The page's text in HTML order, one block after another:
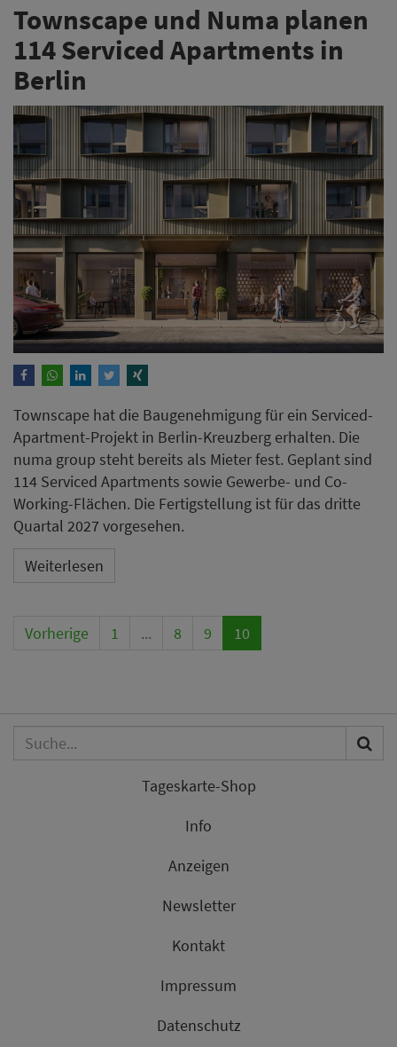
Townscape und Numa planen
114 Serviced Apartments in
Berlin
Townscape hat die Baugenehmigung für ein Serviced-
Apartment-Projekt in Berlin-Kreuzberg erhalten. Die
numa group steht bereits als Mieter fest. Geplant sind
114 Serviced Apartments sowie Gewerbe- und Co-
Working-Flächen. Die Fertigstellung ist für das dritte
Quartal 2027 vorgesehen.
Weiterlesen
Vorherige 1 ... 8 9 10
Tageskarte-Shop
Info
Anzeigen
Newsletter
Kontakt
Impressum
Datenschutz